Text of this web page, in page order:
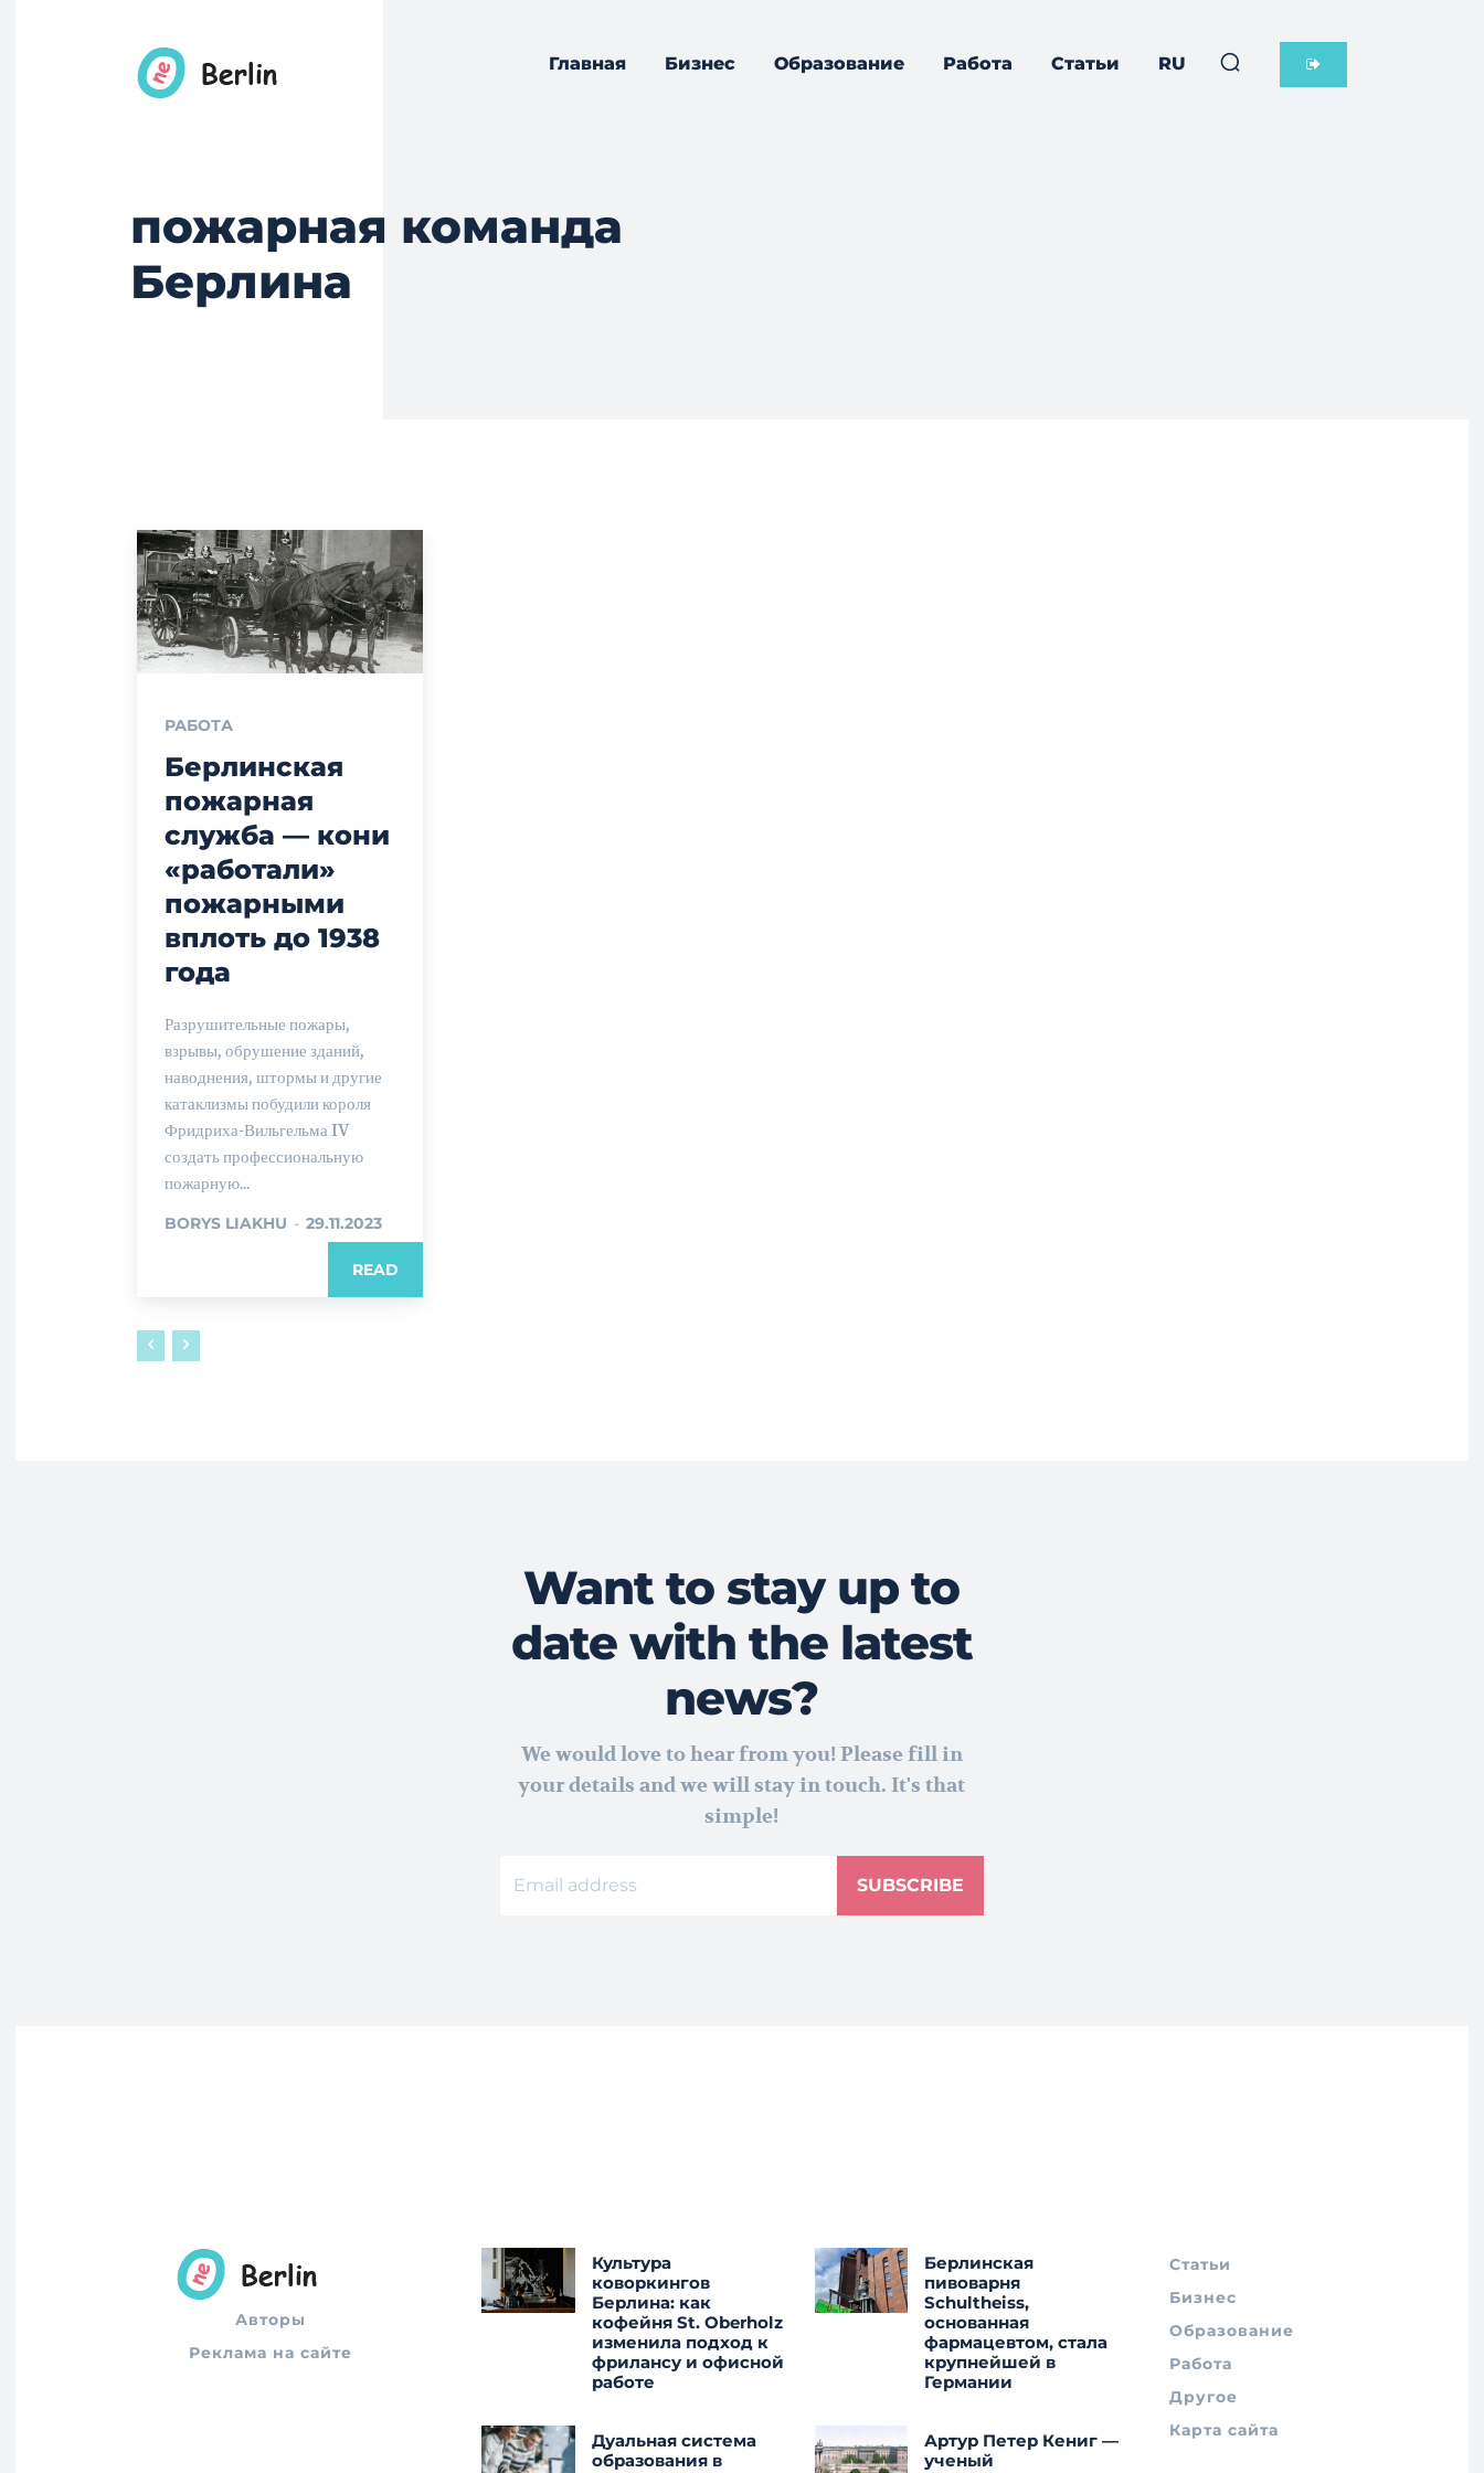
Главная Бизнес Образование Работа Статьи RU
пожарная команда
Берлина
РАБОТА
Берлинская
пожарная
служба — кони
«работали»
пожарными
вплоть до 1938
года
Разрушительные пожары,
взрывы, обрушение зданий,
наводнения, штормы и другие
катаклизмы побудили короля
Фридриха-Вильгельма IV
создать профессиональную
пожарную...
BORYS LIAKHU - 29.11.2023
READ
Want to stay up to
date with the latest
news?
We would love to hear from you! Please fill in
your details and we will stay in touch. It's that
simple!
SUBSCRIBE
Авторы
Реклама на сайте
Культура
коворкингов
Берлина: как
кофейня St. Oberholz
изменила подход к
фрилансу и офисной
работе
Дуальная система
образования в
Берлинская
пивоварня
Schultheiss,
основанная
фармацевтом, стала
крупнейшей в
Германии
Артур Петер Кениг —
ученый
Статьи
Бизнес
Образование
Работа
Другое
Карта сайта